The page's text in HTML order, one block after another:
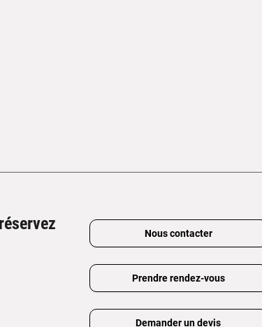
Nous contacter
Prendre rendez-vous
Demander un devis